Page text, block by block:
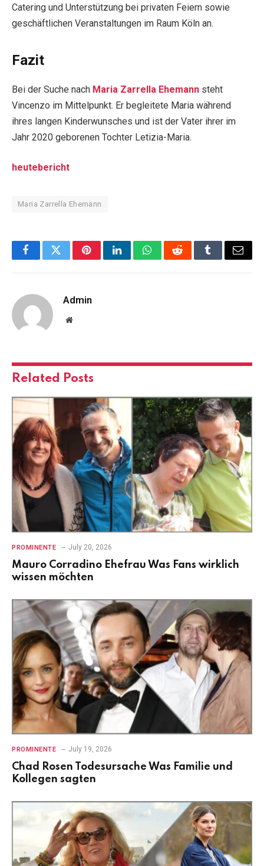
Catering und Unterstützung bei privaten Feiern sowie
geschäftlichen Veranstaltungen im Raum Köln an.
Fazit
Bei der Suche nach Maria Zarrella Ehemann steht
Vincenzo im Mittelpunkt. Er begleitete Maria während
ihres langen Kinderwunsches und ist der Vater ihrer im
Jahr 2020 geborenen Tochter Letizia-Maria.
heutebericht
Maria Zarrella Ehemann
FacebookTwitterPinterestLinkedInWhatsAppRedditTumblrEmail
Admin
Website
Related Posts
PROMINENTE July 20, 2026
Mauro Corradino Ehefrau Was Fans wirklich
wissen möchten
PROMINENTE July 19, 2026
Chad Rosen Todesursache Was Familie und
Kollegen sagten